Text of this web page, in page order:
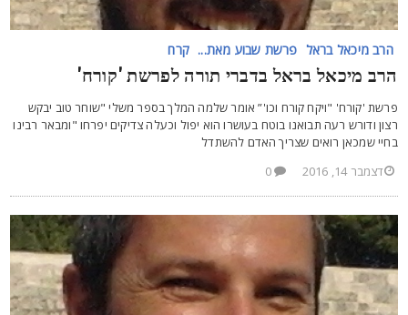
הרב מיכאל בראל פרשת שבוע מאת... קרח
מיכאל בראל בדברי תורה לפרשת 'קורח'
'קורח' "ויקח קורח וכו'” אומר שלמה המלך בספר משלי "שוחר טוב יבקש
ודורש רעה תבואנו בוטח בעושרו הוא יפול וכעלה צדיקים יפרחו "ומבאר רבינו
שמכאן רואים שצריך האדם להשתדל
דצמבר 14, 2016
0